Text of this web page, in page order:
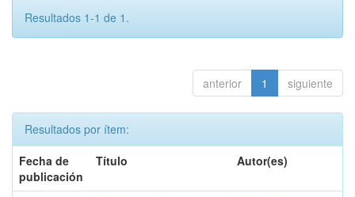
Resultados 1-1 de 1.
anterior 1 siguiente
Resultados por ítem:
Fecha de
publicación
Título Autor(es)